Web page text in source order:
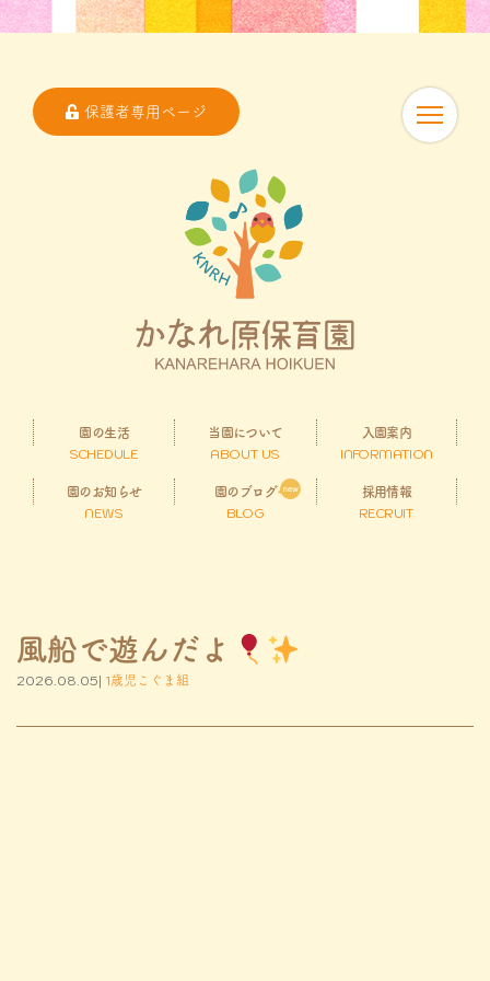
保護者専用ページ
園の生活
SCHEDULE
当園について
ABOUT US
入園案内
INFORMATION
園のお知らせ
NEWS
園のブログ
BLOG
採用情報
RECRUIT
風船で遊んだよ
2026.08.05| 1歳児こぐま組